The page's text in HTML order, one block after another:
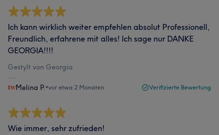
Ich kann wirklich weiter empfehlen absolut Professionell,
Freundlich, erfahrene mit alles! Ich sage nur DANKE
GEORGIA!!!!
Gestylt von Georgia
Melina P. •vor etwa 2 Monaten Verifizierte Bewertung
Wie immer, sehr zufrieden!